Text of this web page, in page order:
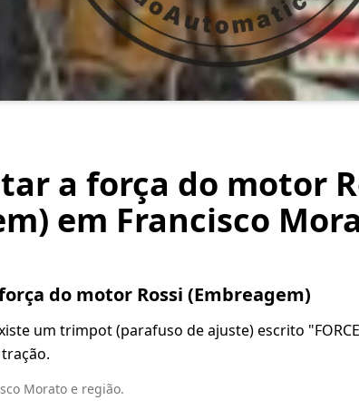
a força do motor
em Francisco
do motor Rossi (Embreagem)
um trimpot (parafuso de ajuste) escrito
Morato e região.